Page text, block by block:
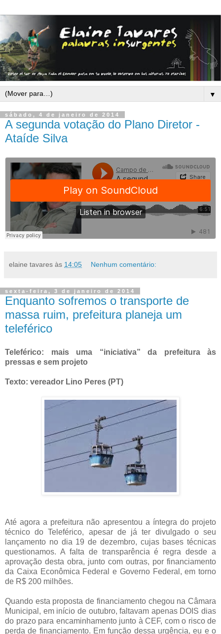
▼
sábado, 4 de janeiro de 2014
A segunda votação do Plano Diretor -
Ataíde Silva
elaine tavares às 14:05 Nenhum comentário:
sexta-feira, 3 de janeiro de 2014
Enquanto sofremos o transporte de
massa ruim, prefeitura planeja um
teleférico
Teleférico: mais uma “iniciativa” da prefeitura às
pressas e sem projeto
Texto: vereador Lino Peres (PT)
Até agora a prefeitura não apresentou a íntegra do projeto
técnico do Teleférico, apesar de já ter divulgado o seu
lançamento no dia 19 de dezembro, cujas bases técnicas
questionamos. A falta de transparência é regra desde a
aprovação desta obra, junto com outras, por financiamento
da Caixa Econômica Federal e Governo Federal, em torno
de R$ 200 milhões.
Quando esta proposta de financiamento chegou na Câmara
Municipal, em início de outubro, faltavam apenas DOIS dias
do prazo para encaminhamento junto à CEF, com o risco de
perda de financiamento. Em função dessa urgência, eu e o